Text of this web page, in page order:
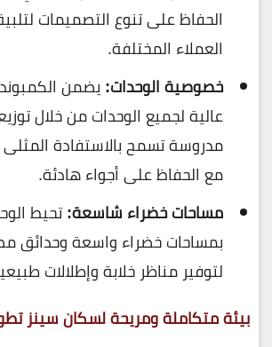
الحفاظ على تنوع التصميمات
العملاء المختلفة.
خصوصية الوحدات:يضمن
عالية لجميع الوحدات من خلال
مدروسة تسمح بالاستفادة
مع الحفاظ على أجواء هادئة.
مساحات خضراء شاسعة:تحيط
بمساحات خضراء واسعة وحدائق
لتوفير مناظر خلابة وإطلالات
بيئة متكاملة ومريحة لسكان سينز